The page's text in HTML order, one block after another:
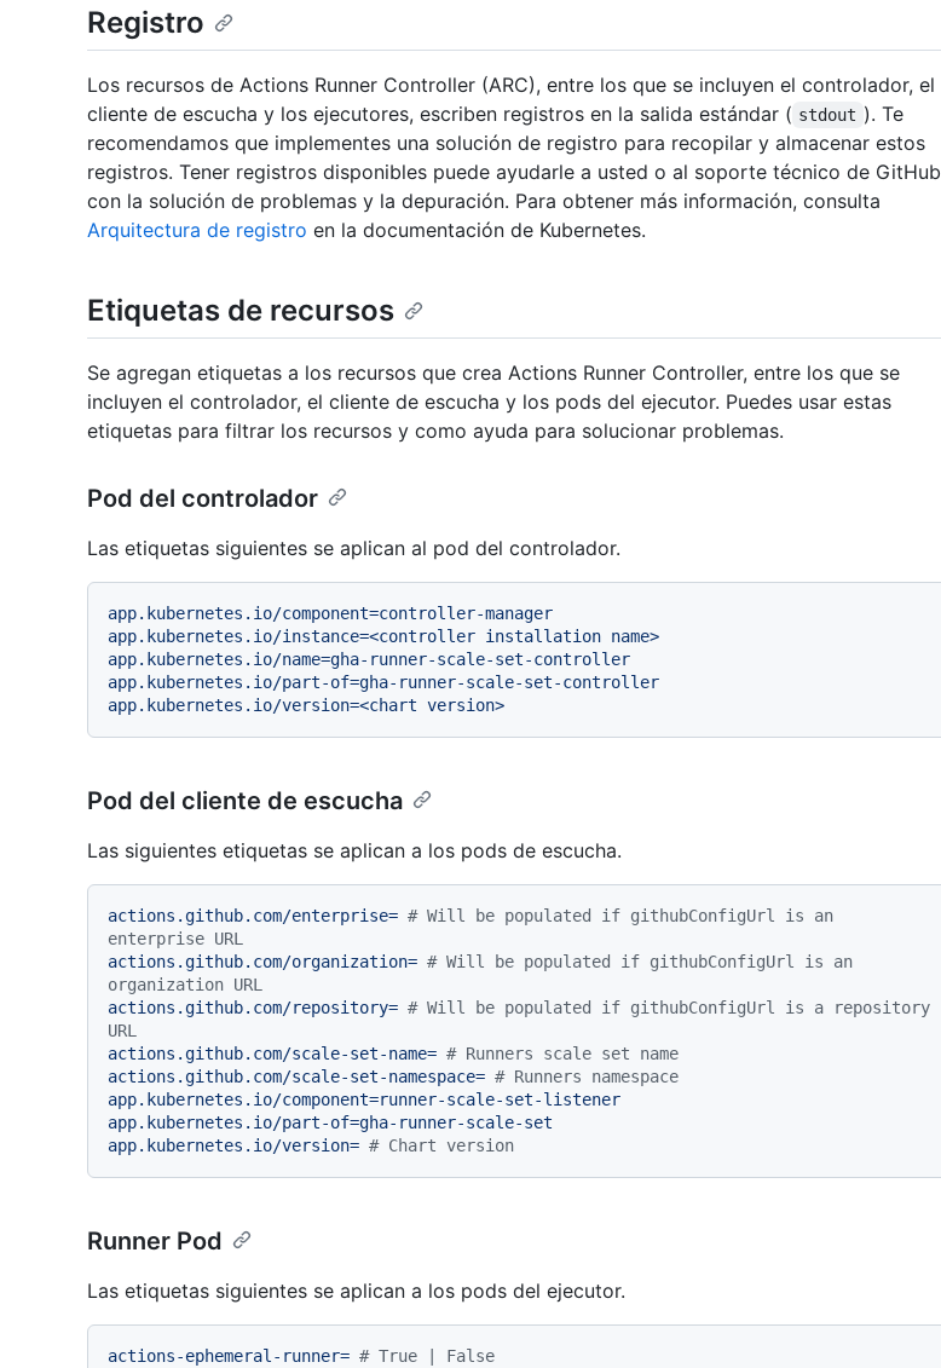
Registro
Los recursos de Actions Runner Controller (ARC), entre los que se incluyen el controlador, el
cliente de escucha y los ejecutores, escriben registros en la salida estándar ( stdout ). Te
recomendamos que implementes una solución de registro para recopilar y almacenar estos
registros. Tener registros disponibles puede ayudarle a usted o al soporte técnico de GitHub
con la solución de problemas y la depuración. Para obtener más información, consulta
Arquitectura de registro en la documentación de Kubernetes.
Etiquetas de recursos
Se agregan etiquetas a los recursos que crea Actions Runner Controller, entre los que se
incluyen el controlador, el cliente de escucha y los pods del ejecutor. Puedes usar estas
etiquetas para filtrar los recursos y como ayuda para solucionar problemas.
Pod del controlador
Las etiquetas siguientes se aplican al pod del controlador.
app.kubernetes.io/component=controller-manager
app.kubernetes.io/instance=<controller installation name>
app.kubernetes.io/name=gha-runner-scale-set-controller
app.kubernetes.io/part-of=gha-runner-scale-set-controller
app.kubernetes.io/version=<chart version>
Pod del cliente de escucha
Las siguientes etiquetas se aplican a los pods de escucha.
actions.github.com/enterprise= # Will be populated if githubConfigUrl is an
enterprise URL
actions.github.com/organization= # Will be populated if githubConfigUrl is an
organization URL
actions.github.com/repository= # Will be populated if githubConfigUrl is a repository
URL
actions.github.com/scale-set-name= # Runners scale set name
actions.github.com/scale-set-namespace= # Runners namespace
app.kubernetes.io/component=runner-scale-set-listener
app.kubernetes.io/part-of=gha-runner-scale-set
app.kubernetes.io/version= # Chart version
Runner Pod
Las etiquetas siguientes se aplican a los pods del ejecutor.
actions-ephemeral-runner= # True | False